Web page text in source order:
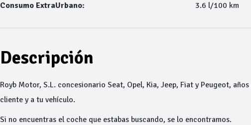
Consumo ExtraUrbano: 3.6 l/100 km
Descripción
Royb Motor, S.L. concesionario Seat, Opel, Kia, Jeep, Fiat y Peugeot,
cliente y a tu vehículo.
Si no encuentras el coche que estabas buscando, se lo encontramos.